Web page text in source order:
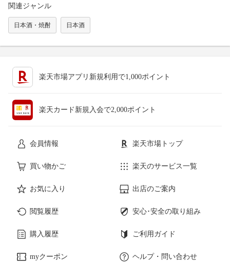
関連ジャンル
日本酒・焼酎 日本酒
楽天市場アプリ新規利用で1,000ポイント
楽天カード新規入会で2,000ポイント
会員情報 楽天市場トップ
買い物かご 楽天のサービス一覧
お気に入り 出店のご案内
閲覧履歴 安心･安全の取り組み
購入履歴 ご利用ガイド
myクーポン ヘルプ・問い合わせ